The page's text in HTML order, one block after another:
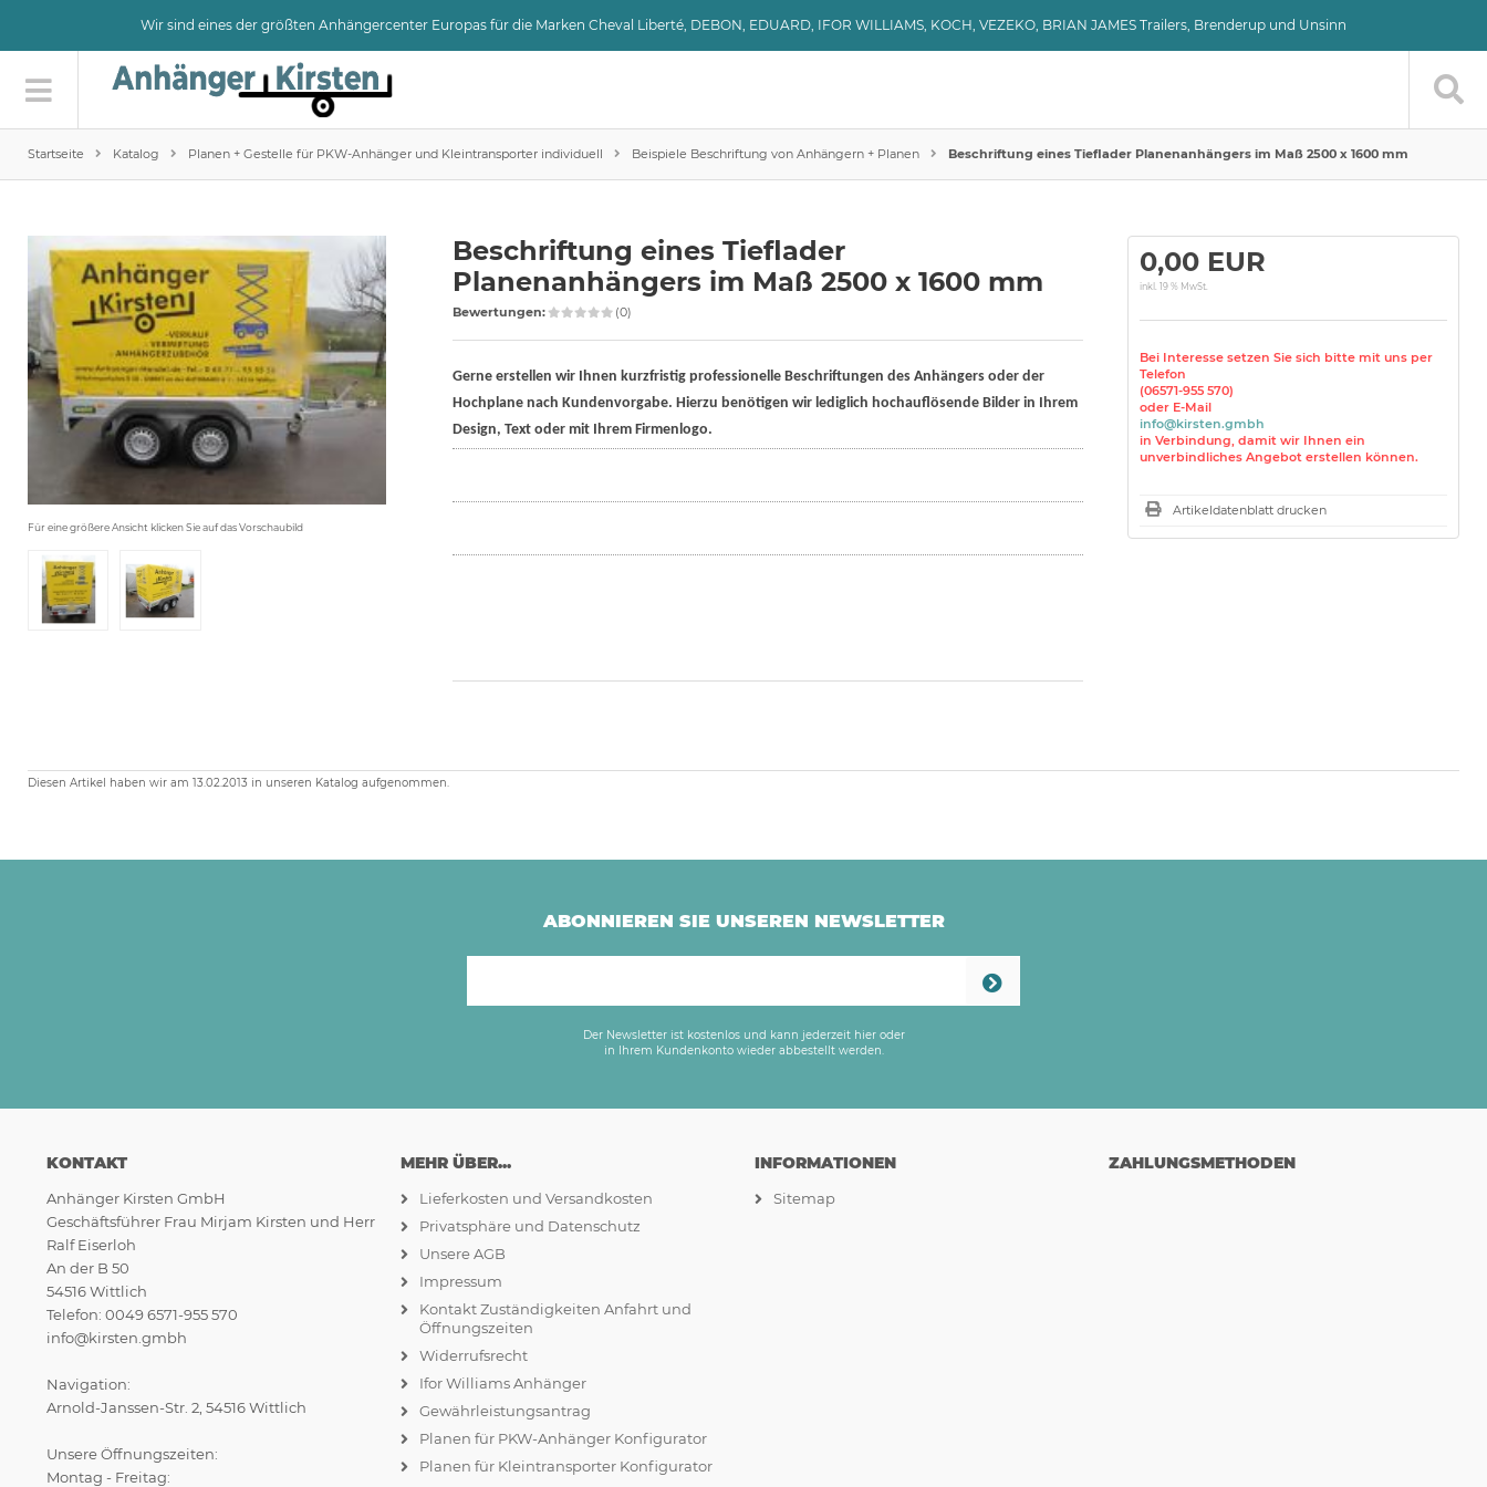
Wir sind eines der größten Anhängercenter Europas für die Marken Cheval Liberté, DEBON, EDUARD, IFOR WILLIAMS, KOCH, VEZEKO, BRIAN JAMES Trailers, Brenderup und Unsinn
Startseite Katalog Planen + Gestelle für PKW-Anhänger und Kleintransporter individuell Beispiele Beschriftung von Anhängern + Planen Beschriftung eines Tieflader Planenanhängers im Maß 2500 x 1600 mm
Für eine größere Ansicht klicken Sie auf das Vorschaubild
Beschriftung eines Tieflader
Planenanhängers im Maß 2500 x 1600 mm
Bewertungen: (0)
Gerne erstellen wir Ihnen kurzfristig professionelle Beschriftungen des Anhängers oder der
Hochplane nach Kundenvorgabe. Hierzu benötigen wir lediglich hochauflösende Bilder in Ihrem
Design, Text oder mit Ihrem Firmenlogo.
0,00 EUR
inkl. 19 % MwSt.
Bei Interesse setzen Sie sich bitte mit uns per
Telefon
(06571-955 570)
oder E-Mail
info@kirsten.gmbh
in Verbindung, damit wir Ihnen ein
unverbindliches Angebot erstellen können.
Artikeldatenblatt drucken
Diesen Artikel haben wir am 13.02.2013 in unseren Katalog aufgenommen.
ABONNIEREN SIE UNSEREN NEWSLETTER
Der Newsletter ist kostenlos und kann jederzeit hier oder
in Ihrem Kundenkonto wieder abbestellt werden.
KONTAKT
Anhänger Kirsten GmbH
Geschäftsführer Frau Mirjam Kirsten und Herr
Ralf Eiserloh
An der B 50
54516 Wittlich
Telefon: 0049 6571-955 570
info@kirsten.gmbh
Navigation:
Arnold-Janssen-Str. 2, 54516 Wittlich
Unsere Öffnungszeiten:
Montag - Freitag:
MEHR ÜBER...
Lieferkosten und Versandkosten
Privatsphäre und Datenschutz
Unsere AGB
Impressum
Kontakt Zuständigkeiten Anfahrt und
Öffnungszeiten
Widerrufsrecht
Ifor Williams Anhänger
Gewährleistungsantrag
Planen für PKW-Anhänger Konfigurator
Planen für Kleintransporter Konfigurator
INFORMATIONEN
Sitemap
ZAHLUNGSMETHODEN